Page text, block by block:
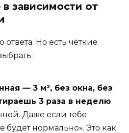
зависимости от
ответа. Но есть чёткие
— 3 м², без окна, без
3 раза в неделю
Даже если тебе
будет нормально». Это как